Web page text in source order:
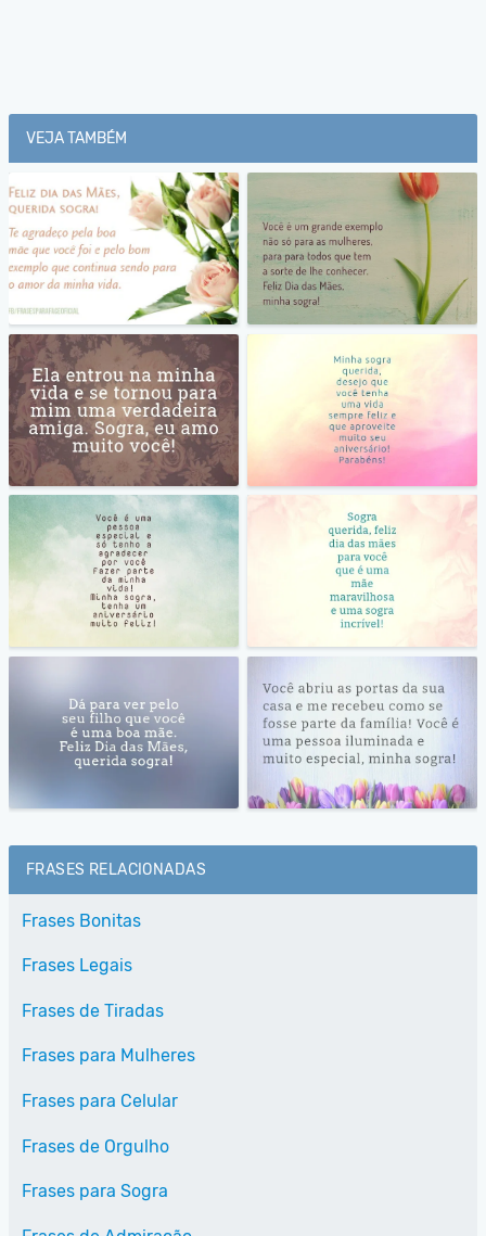
VEJA TAMBÉM
FRASES RELACIONADAS
Frases Bonitas
Frases Legais
Frases de Tiradas
Frases para Mulheres
Frases para Celular
Frases de Orgulho
Frases para Sogra